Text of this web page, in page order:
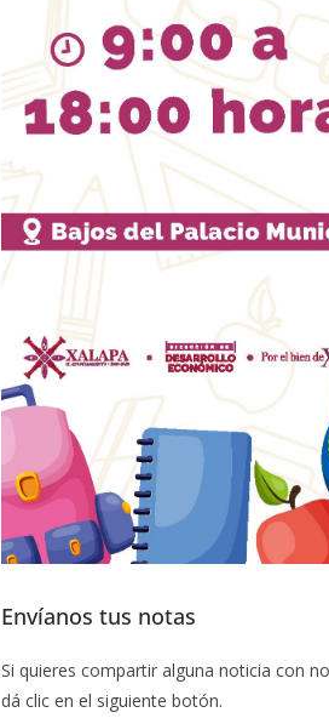
Envíanos tus notas
Si quieres compartir alguna noticia con
dá clic en el siguiente botón.